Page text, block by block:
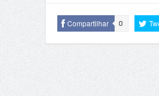
Compartilhar 0